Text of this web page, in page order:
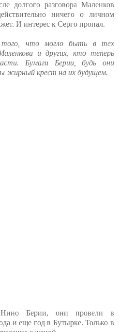
долгого разговора Маленков
ничего о личном
И интерес к Серго пропал.
того, что могло быть в тех
и других, кто теперь
Бумаги Берии, будь они
жирный крест на их будущем.
Берии, они провели в
и еще год в Бутырке. Только в